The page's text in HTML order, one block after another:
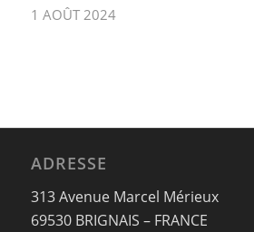
1 AOÛT 2024
ADRESSE
313 Avenue Marcel Mérieux
69530 BRIGNAIS – FRANCE